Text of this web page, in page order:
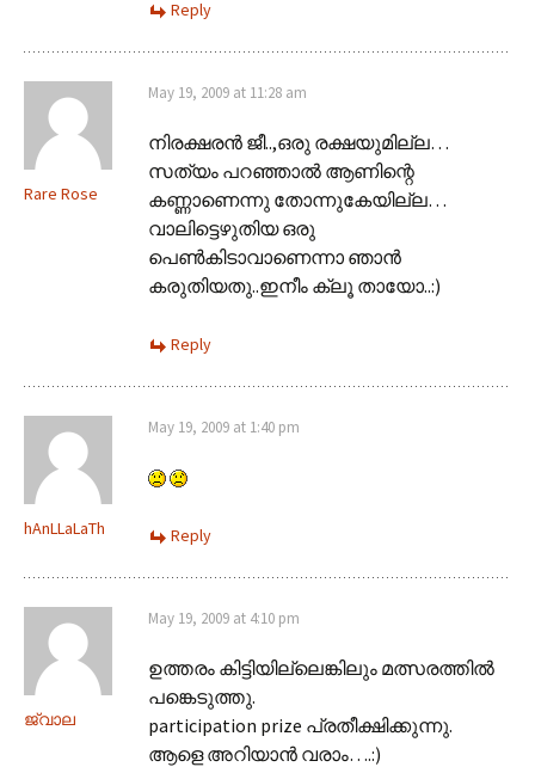
Reply
Rare Rose
May 19, 2009 at 11:28 am
നിരക്ഷരന്‍ ജീ..,ഒരു രക്ഷയുമില്ല…
സത്യം പറഞ്ഞാല്‍ ആണിന്റെ
കണ്ണാണെന്നു തോന്നുകേയില്ല…
വാലിട്ടെഴുതിയ ഒരു
പെണ്‍കിടാവാണെന്നാ ഞാന്‍
കരുതിയതു..ഇനീം ക്ലൂ തായോ..:)
Reply
hAnLLaLaTh
May 19, 2009 at 1:40 pm
Reply
ജ്വാല
May 19, 2009 at 4:10 pm
ഉത്തരം കിട്ടിയില്ലെങ്കിലും മത്സരത്തില്‍
പങ്കെടുത്തു.
participation prize പ്രതീക്ഷിക്കുന്നു.
ആളെ അറിയാന്‍ വരാം….:)